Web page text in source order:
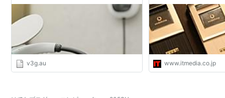
「ワンセグ」連続視聴時間:約4時間[暫定値]（イヤホ
ン使用時）
メインディスプレー:2.6インチ（240×400ドット）
モバイルASV液晶（最大26万色）
サブディスプレー:1行全角6文字（72×12ドット）モ
v3g.au www.itmedia.co.jp